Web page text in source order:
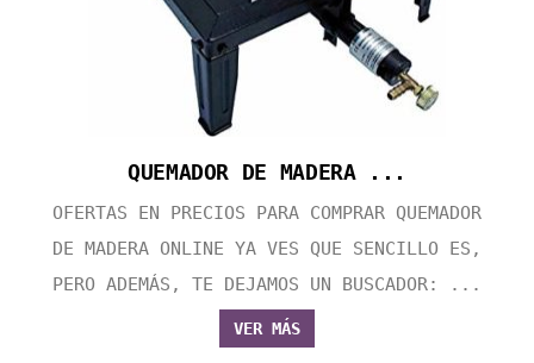
QUEMADOR DE MADERA ...
OFERTAS EN PRECIOS PARA COMPRAR QUEMADOR
DE MADERA ONLINE YA VES QUE SENCILLO ES,
PERO ADEMÁS, TE DEJAMOS UN BUSCADOR: ...
VER MÁS